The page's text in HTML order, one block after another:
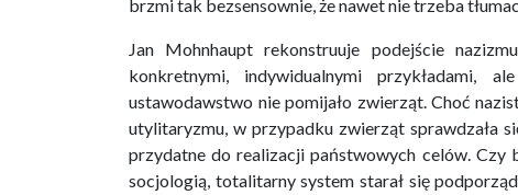
brzmi tak bezsensownie, że nawet nie trzeba
Jan Mohnhaupt rekonstruuje podejście
konkretnymi, indywidualnymi
ustawodawstwo nie pomijało zwierząt. Choć
utylitaryzmu, w przypadku zwierząt sprawdzała
przydatne do realizacji państwowych celów. Czy
socjologią, totalitarny system starał się